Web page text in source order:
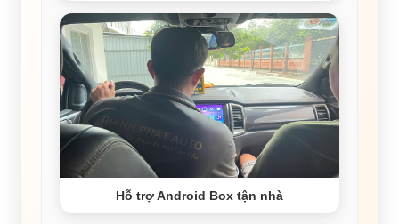
Hỗ trợ Android Box tận nhà